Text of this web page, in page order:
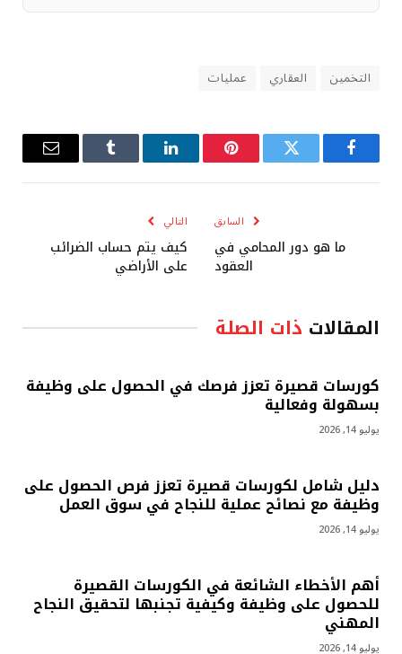
التخمين العقاري عمليات
فيسبوك تويتر بينتيريستلينكدإن Tumblr
البريد
السابق
ما هو دور المحامي في
العقود
التالي
كيف يتم حساب الضرائب
على الأراضي
المقالات ذات الصلة
كورسات قصيرة تعزز فرصك في الحصول على وظيفة
بسهولة وفعالية
يوليو 14, 2026
دليل شامل لكورسات قصيرة تعزز فرص الحصول على
وظيفة مع نصائح عملية للنجاح في سوق العمل
يوليو 14, 2026
أهم الأخطاء الشائعة في الكورسات القصيرة
للحصول على وظيفة وكيفية تجنبها لتحقيق النجاح
المهني
يوليو 14, 2026